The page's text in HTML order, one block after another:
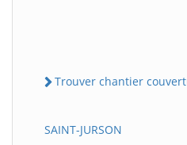
Trouver chantier
SAINT-JURSON